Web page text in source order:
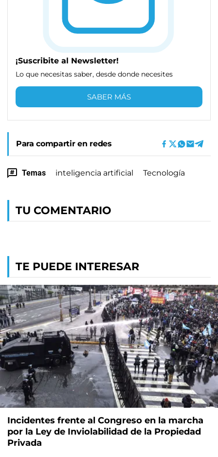
¡Suscribite al Newsletter!
Lo que necesitas saber, desde donde necesites
SABER MÁS
Para compartir en redes
Temas inteligencia artificial Tecnología
TU COMENTARIO
TE PUEDE INTERESAR
Incidentes frente al Congreso en la marcha
por la Ley de Inviolabilidad de la Propiedad
Privada